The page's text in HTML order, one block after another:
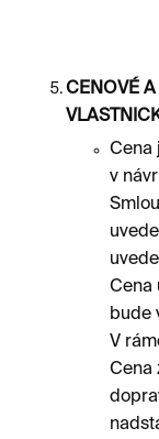
CENOVÉ
Cena
v
Cena
bude
V
Cena